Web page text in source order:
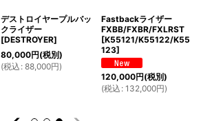
デストロイヤープルバッ
クライザー
[DESTROYER]
80,000円(税別)
(税込 : 88,000円)
Fastbackライザー
FXBB/FXBR/FXLRST
[K55121/K55122/K55
123]
120,000円(税別)
(税込 : 132,000円)